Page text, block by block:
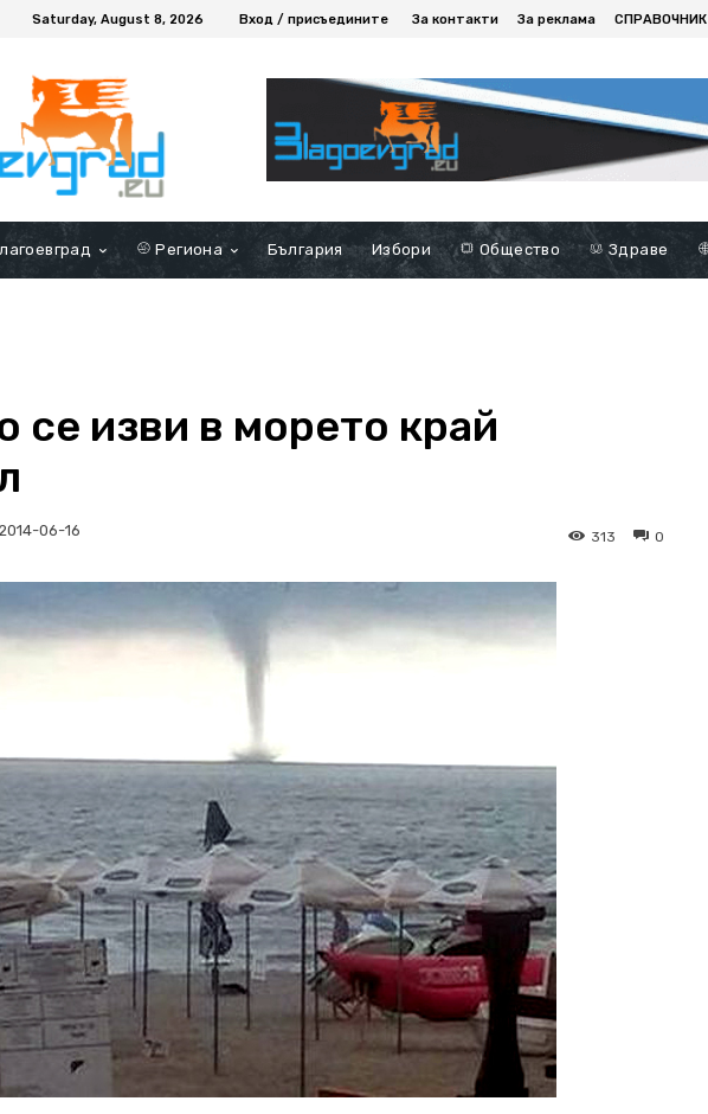
Saturday, August 8, 2026 Вход / присъедините За контакти За реклама СПРАВОЧНИК
Региона България Избори Общество Здраве
се изви в морето край
2014-06-16 0
313